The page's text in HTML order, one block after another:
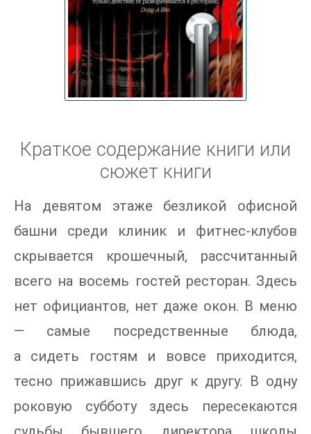
Краткое содержание книги или
сюжет книги
На девятом этаже безликой офисной
башни среди клиник и фитнес-клубов
скрывается крошечный, рассчитанный
всего на восемь гостей ресторан. Здесь
нет официантов, нет даже окон. В меню
— самые посредственные блюда,
а сидеть гостям и вовсе приходится,
тесно прижавшись друг к другу. В одну
роковую субботу здесь пересекаются